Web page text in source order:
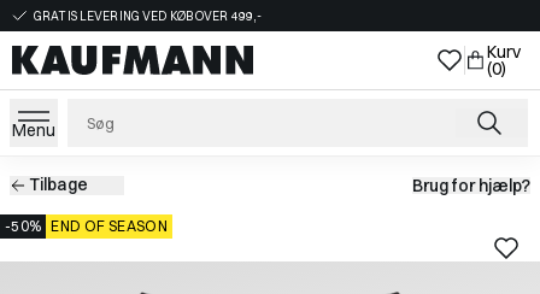
GRATIS LEVERING VED KØB OVER 499,-
Kurv
(0)
Menu
Tilbage Brug for hjælp?
-50% END OF SEASON